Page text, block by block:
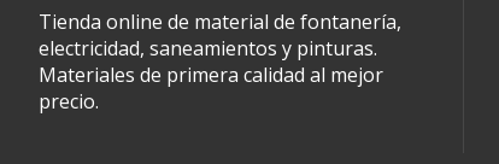
Tienda online de material de fontanería,
electricidad, saneamientos y pinturas.
Materiales de primera calidad al mejor
precio.